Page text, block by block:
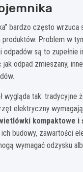
bardzo często wrzuca
produktów. Problem w
są to zupełnie
odpad zmieszany,
wygląda tak: tradycyjne
elektryczny
kompaktowe
budowy, zawartości
wymagać odzysku